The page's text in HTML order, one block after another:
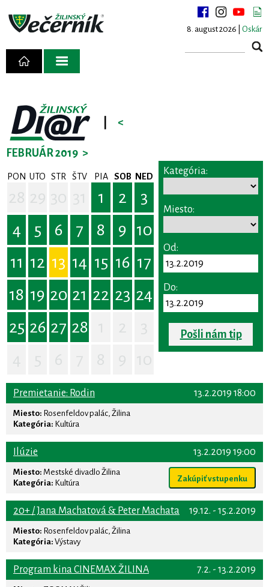
8. august 2026 | Oskár
<
FEBRUÁR 2019 >
PON UTO STR ŠTV PIA SOB NED
1 2
3
4
5 6 7 8 9 10
11 12 13 14 15 16 17
18 19 20 21 22 23 24
25 26 27 28
Kategória:
Miesto:
Od:
Do:
Pošli nám tip
13.2.2019 18:00
Premietanie: Rodin
Miesto: Rosenfeldov palác, Žilina
Kategória: Kultúra
13.2.2019 19:00
Ilúzie
Zakúpiť vstupenku
Miesto: Mestské divadlo Žilina
Kategória: Kultúra
19.12. - 15.2.2019
20+ / Jana Machatová & Peter Machata
Miesto: Rosenfeldov palác, Žilina
Kategória: Výstavy
7.2. - 13.2.2019
Program kina CINEMAX ŽILINA